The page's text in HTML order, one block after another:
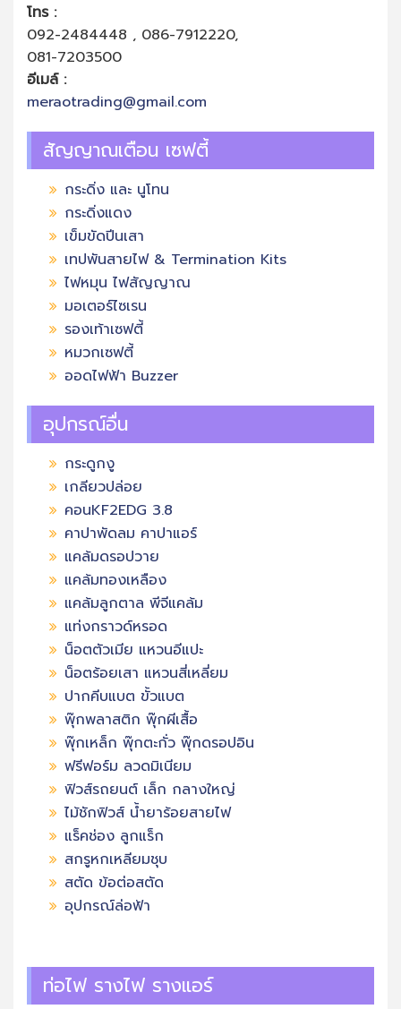
โทร :
092-2484448 , 086-7912220,
081-7203500
อีเมล์ :
meraotrading@gmail.com
สัญญาณเตือน เซฟตี้
กระดิ่ง และ นูโทน
กระดิ่งแดง
เข็มขัดปีนเสา
เทปพันสายไฟ & Termination Kits
ไฟหมุน ไฟสัญญาณ
มอเตอร์ไซเรน
รองเท้าเซฟตี้
หมวกเซฟตี้
ออดไฟฟ้า Buzzer
อุปกรณ์อื่น
กระดูกงู
เกลียวปล่อย
คอนKF2EDG 3.8
คาปาพัดลม คาปาแอร์
แคล้มดรอปวาย
แคล้มทองเหลือง
แคล้มลูกตาล พีจีแคล้ม
แท่งกราวด์หรอด
น็อตตัวเมีย แหวนอีแปะ
น็อตร้อยเสา แหวนสี่เหลี่ยม
ปากคีบแบต ขั้วแบต
พุ๊กพลาสติก พุ๊กผีเสื้อ
พุ๊กเหล็ก พุ๊กตะกั่ว พุ๊กดรอปอิน
ฟรีฟอร์ม ลวดมิเนียม
ฟิวส์รถยนต์ เล็ก กลางใหญ่
ไม้ชักฟิวส์ น้ำยาร้อยสายไฟ
แร็คช่อง ลูกแร็ก
สกรูหกเหลียมชุบ
สตัด ข้อต่อสตัด
อุปกรณ์ล่อฟ้า
ท่อไฟ รางไฟ รางแอร์